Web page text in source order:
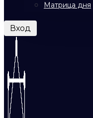
Матрица дня
Вход